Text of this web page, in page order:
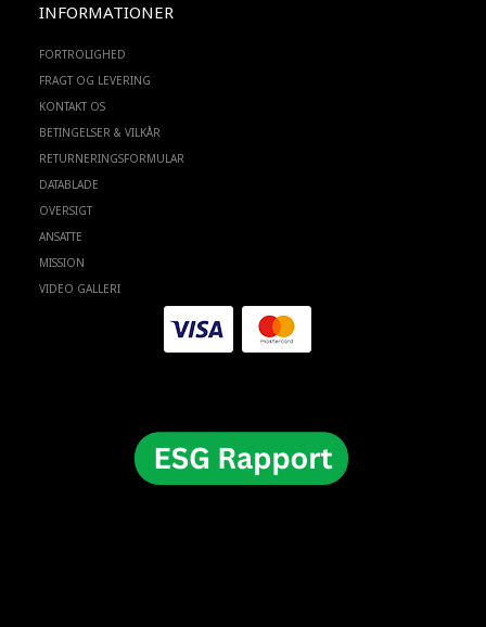
INFORMATIONER
FORTROLIGHED
FRAGT OG LEVERING
KONTAKT OS
BETINGELSER & VILKÅR
RETURNERINGSFORMULAR
DATABLADE
OVERSIGT
ANSATTE
MISSION
VIDEO GALLERI